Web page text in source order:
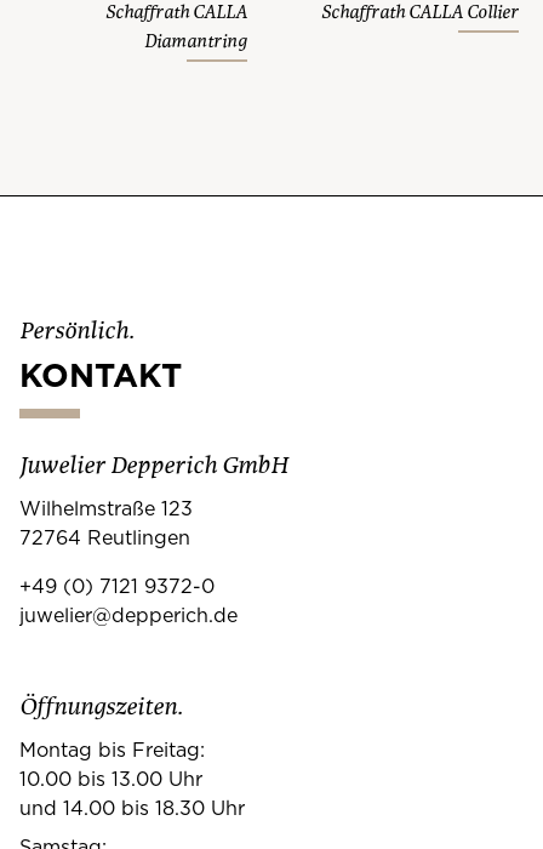
Schaffrath CALLA
Diamantring
Schaffrath CALLA Collier
Persönlich.
KONTAKT
Juwelier Depperich GmbH
Wilhelmstraße 123
72764 Reutlingen
+49 (0) 7121 9372-0
juwelier@depperich.de
Öffnungszeiten.
Montag bis Freitag:
10.00 bis 13.00 Uhr
und 14.00 bis 18.30 Uhr